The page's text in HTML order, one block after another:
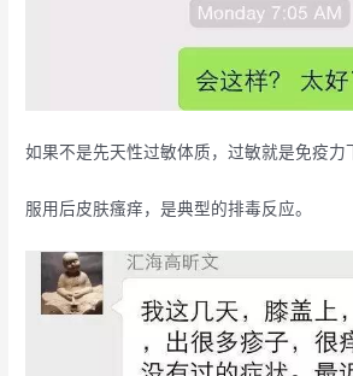
如果不是先天性过敏体质，过敏就是免疫力
服用后皮肤瘙痒，是典型的排毒反应。